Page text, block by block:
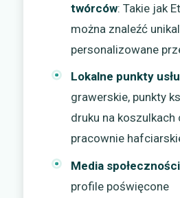
twórców: Takie jak
można znaleźć
personalizowane
Lokalne punkty
grawerskie, punkty
druku na koszulkach
pracownie
Media
profile poświęcone